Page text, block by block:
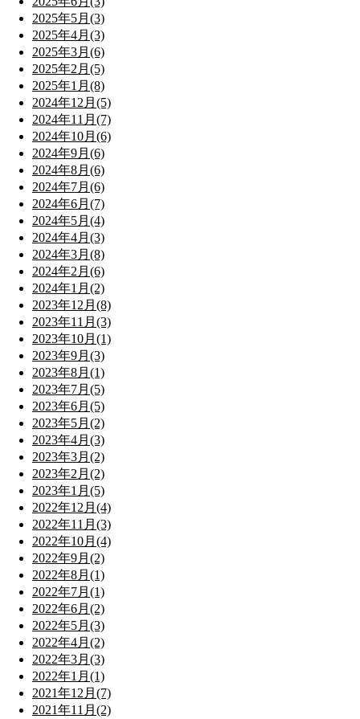
2025年5月(3)
2025年4月(3)
2025年3月(6)
2025年2月(5)
2025年1月(8)
2024年12月(5)
2024年11月(7)
2024年10月(6)
2024年9月(6)
2024年8月(6)
2024年7月(6)
2024年6月(7)
2024年5月(4)
2024年4月(3)
2024年3月(8)
2024年2月(6)
2024年1月(2)
2023年12月(8)
2023年11月(3)
2023年10月(1)
2023年9月(3)
2023年8月(1)
2023年7月(5)
2023年6月(5)
2023年5月(2)
2023年4月(3)
2023年3月(2)
2023年2月(2)
2023年1月(5)
2022年12月(4)
2022年11月(3)
2022年10月(4)
2022年9月(2)
2022年8月(1)
2022年7月(1)
2022年6月(2)
2022年5月(3)
2022年4月(2)
2022年3月(3)
2022年1月(1)
2021年12月(7)
2021年11月(2)